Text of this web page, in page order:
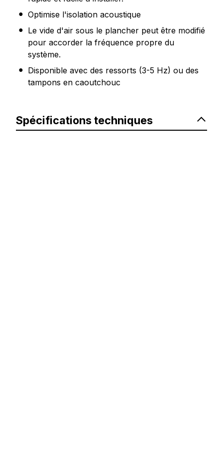
Optimise l'isolation acoustique
Le vide d'air sous le plancher peut être modifié
pour accorder la fréquence propre du
système.
Disponible avec des ressorts (3-5 Hz) ou des
tampons en caoutchouc
Spécifications techniques